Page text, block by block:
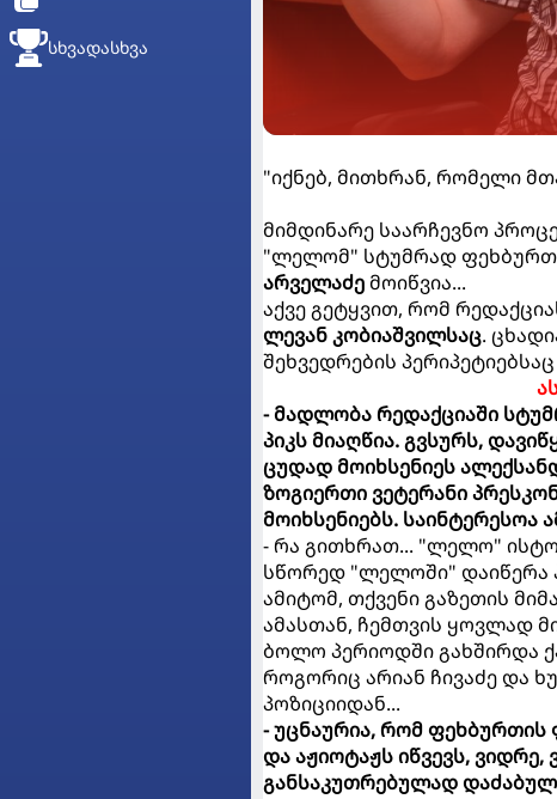
ᲡᲮᲕᲐᲓᲐᲡᲮᲕᲐ
"იქნებ, მითხრან, რომელი
მიმდინარე საარჩევნო
"ლელომ" სტუმრად
არველაძემოიწვია...
აქვე გეტყვით, რომ
ლევან კობიაშვილსაც.
შეხვედრების
- მადლობა რედაქციაში
პიკს მიაღწია. გვსურს,
ცუდად მოიხსენიეს
ზოგიერთი ვეტერანი
მოიხსენიებს. საინტერესოა
- რა გითხრათ... "ლელო"
სწორედ "ლელოში" დაიწერა
ამიტომ, თქვენი გაზეთის
ამასთან, ჩემთვის ყოვლად
ბოლო პერიოდში გახშირდა
როგორიც არიან ჩივაძე და
პოზიციიდან...
- უცნაურია, რომ ფეხბურთის
და აჟიოტაჟს იწვევს,
განსაკუთრებულად